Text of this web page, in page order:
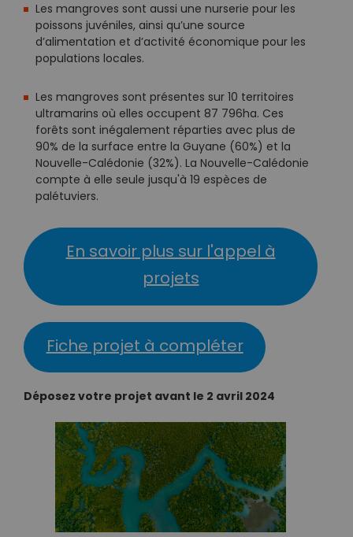
Les mangroves sont aussi une nurserie pour les
poissons juvéniles, ainsi qu’une source
d’alimentation et d’activité économique pour les
populations locales.
Les mangroves sont présentes sur 10 territoires
ultramarins où elles occupent 87 796ha. Ces
forêts sont inégalement réparties avec plus de
90% de la surface entre la Guyane (60%) et la
Nouvelle-Calédonie (32%). La Nouvelle-Calédonie
compte à elle seule jusqu'à 19 espèces de
palétuviers.
En savoir plus sur l'appel à
projets
Fiche projet à compléter
Déposez votre projet avant le 2 avril 2024